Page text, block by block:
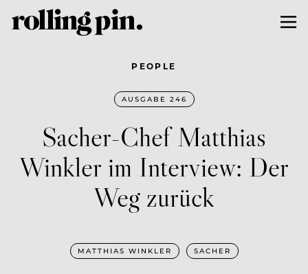
PEOPLE
AUSGABE 246
Sacher-Chef Matthias
Winkler im Interview: Der
Weg zurück
MATTHIAS WINKLER SACHER